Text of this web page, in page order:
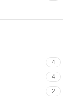
4
4
2